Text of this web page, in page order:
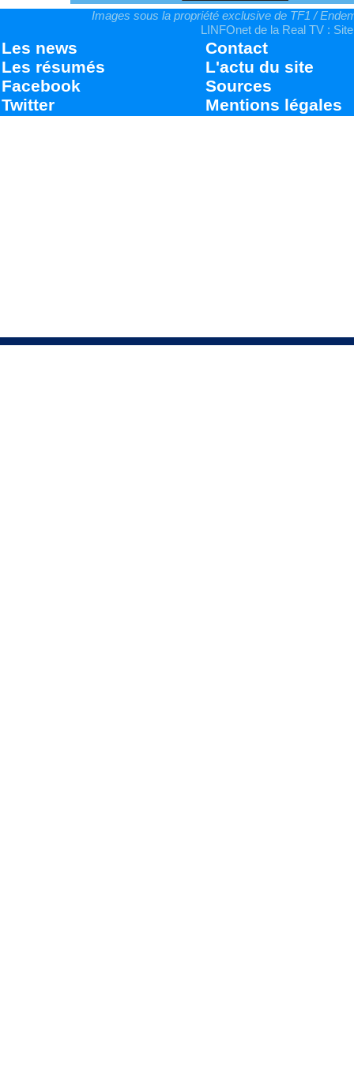
Images sous la propriété exclusive de TF1 /
LINFOnet de la Real TV :
Les news
Les résumés
Facebook
Twitter
Contact
L'actu du site
Sources
Mentions légales